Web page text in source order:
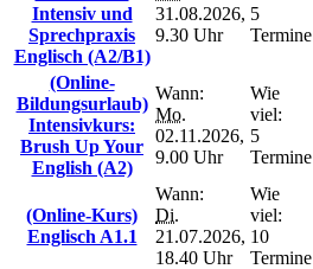
Intensiv und
Sprechpraxis
Englisch (A2/B1)
31.08.2026,
9.30 Uhr
5
Termine
(Online-
Bildungsurlaub)
Intensivkurs:
Brush Up Your
English (A2)
Wann:
Mo.
02.11.2026,
9.00 Uhr
Wie
viel:
5
Termine
(Online-Kurs)
Englisch A1.1
Wann:
Di.
21.07.2026,
18.40 Uhr
Wie
viel:
10
Termine